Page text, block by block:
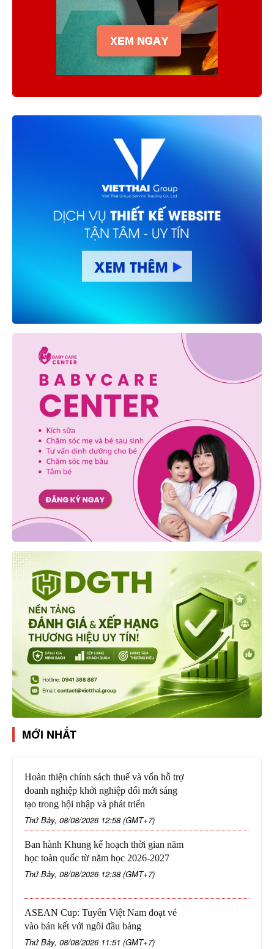
MỚI NHẤT
Hoàn thiện chính sách thuế và vốn hỗ trợ
doanh nghiệp khởi nghiệp đổi mới sáng
tạo trong hội nhập và phát triển
Thứ Bảy, 08/08/2026 12:58 (GMT+7)
Ban hành Khung kế hoạch thời gian năm
học toàn quốc từ năm học 2026-2027
Thứ Bảy, 08/08/2026 12:38 (GMT+7)
ASEAN Cup: Tuyển Việt Nam đoạt vé
vào bán kết với ngôi đầu bảng
Thứ Bảy, 08/08/2026 11:51 (GMT+7)